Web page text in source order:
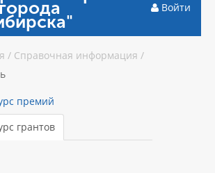
Войти
/ Справочная информация /
премий
грантов